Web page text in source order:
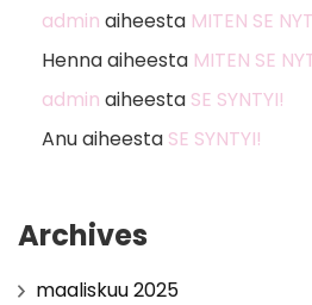
admin aiheesta MITEN SE
Hennaaiheesta MITEN SE
admin aiheesta SE SYNTYI!
Anuaiheesta SE SYNTYI!
Archives
maaliskuu 2025